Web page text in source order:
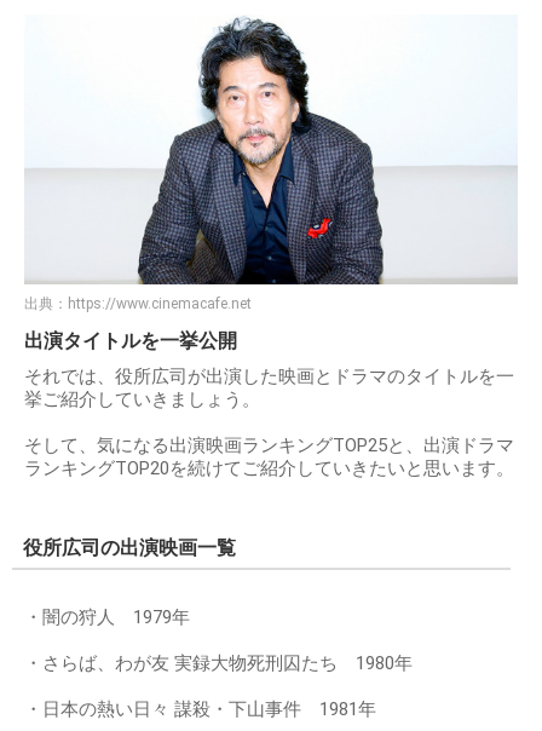
出典： https://www.cinemacafe.net
出演タイトルを一挙公開
それでは、役所広司が出演した映画とドラマのタイトルを一
挙ご紹介していきましょう。
そして、気になる出演映画ランキングTOP25と、出演ドラマ
ランキングTOP20を続けてご紹介していきたいと思います。
役所広司の出演映画一覧
・闇の狩人 1979年
・さらば、わが友 実録大物死刑囚たち 1980年
・日本の熱い日々 謀殺・下山事件 1981年